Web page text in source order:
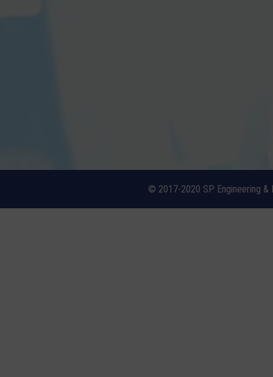
© 2017-2020 SP Engineering &